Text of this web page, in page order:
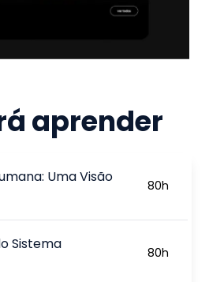
aprender
Uma Visão
80h
Sistema
80h